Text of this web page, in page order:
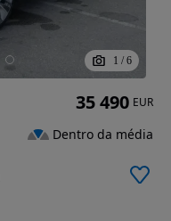
1 / 6
35 490 EUR
Dentro da média